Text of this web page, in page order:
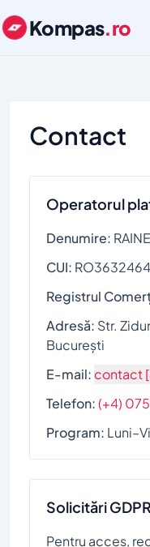
Kompas.ro
Contact
Operatorul
Denumire:
CUI:
Registrul
Adresă: Str.
București
E-mail: contact
Telefon:(+4)
Program:
Solicitări GDPR
Pentru acces,